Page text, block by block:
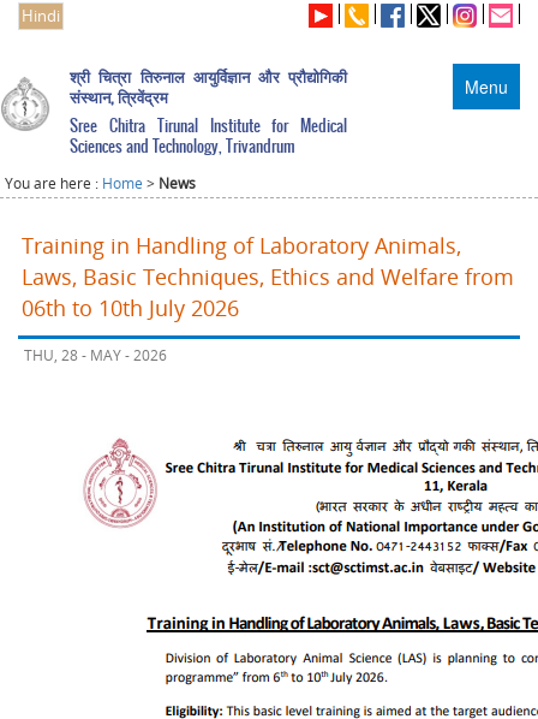
Hindi
Menu
श्री चित्रा तिरुनाल आयुर्विज्ञान और प्रौद्योगिकी
संस्थान, त्रिवेंद्रम
Sree Chitra Tirunal Institute for Medical
Sciences and Technology, Trivandrum
You are here : Home > News
Training in Handling of Laboratory Animals,
Laws, Basic Techniques, Ethics and Welfare from
06th to 10th July 2026
THU, 28 - MAY - 2026